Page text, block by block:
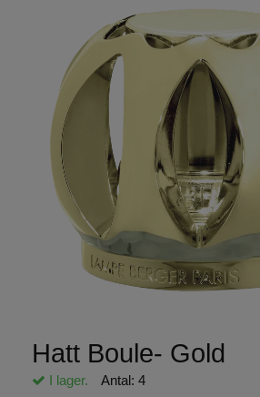
Hatt Boule- Gold
I lager. Antal: 4